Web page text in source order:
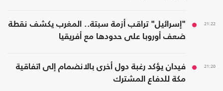
21:22
"إسرائيل" تراقب أزمة سبتة.. المغرب يكشف نقطة
ضعف أوروبا على حدودها مع أفريقيا
21:20
فيدان يؤكد رغبة دول أخرى بالانضمام إلى اتفاقية
مكة للدفاع المشترك